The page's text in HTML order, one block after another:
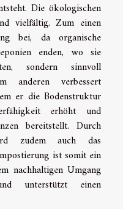
Die ökologischen
vielfältig. Zum einen
bei, da organische
enden, wo sie
sondern sinnvoll
anderen verbessert
er die Bodenstruktur
erhöht und
bereitstellt. Durch
zudem auch das
ist somit ein
nachhaltigen Umgang
unterstützt einen